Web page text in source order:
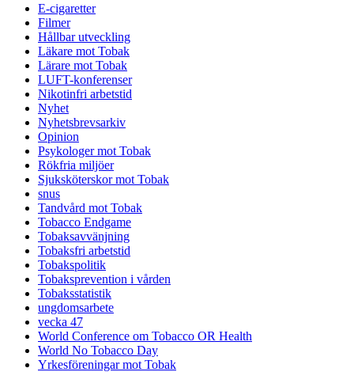
E-cigaretter
Filmer
Hållbar utveckling
Läkare mot Tobak
Lärare mot Tobak
LUFT-konferenser
Nikotinfri arbetstid
Nyhet
Nyhetsbrevsarkiv
Opinion
Psykologer mot Tobak
Rökfria miljöer
Sjuksköterskor mot Tobak
snus
Tandvård mot Tobak
Tobacco Endgame
Tobaksavvänjning
Tobaksfri arbetstid
Tobakspolitik
Tobaksprevention i vården
Tobaksstatistik
ungdomsarbete
vecka 47
World Conference om Tobacco OR Health
World No Tobacco Day
Yrkesföreningar mot Tobak